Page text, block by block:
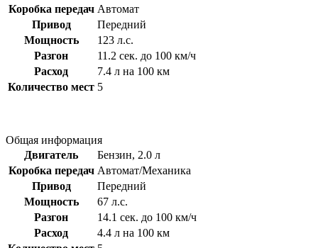
Коробка передач Автомат
Привод
Передний
Мощность
123 л.с.
Разгон
11.2 сек. до 100 км/ч
Расход
7.4 л на 100 км
Количество мест 5
Общая информация
Двигатель
Бензин, 2.0 л
Коробка передач Автомат/Механика
Привод
Передний
Мощность
67 л.с.
Разгон
14.1 сек. до 100 км/ч
Расход
4.4 л на 100 км